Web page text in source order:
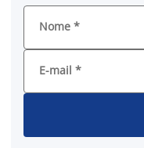
Nome *
E-mail *